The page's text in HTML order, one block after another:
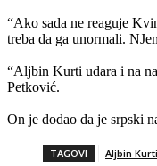
“Ako sada ne reaguje
treba da ga unormali.
“Aljbin Kurti udara i na
Petković.
On je dodao da je srpski
TAGOVI Aljbin Kurti